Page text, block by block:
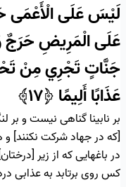
لَيْسَ عَلَى الْأَعْمَى
عَلَى الْمَرِيضِ حَرَجٌ
جَنَّاتٍ تَجْرِي مِنْ
عَذَابًا أَلِيمًا ﴿۱۷﴾
بر نابينا گناهى نيست و
[كه در جهاد شركت نكنند] و
در باغهايى كه از زير
كس روى برتابد به عذابى